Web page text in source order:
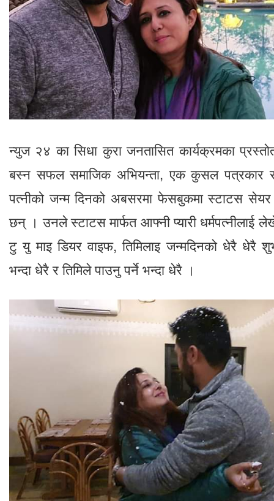
न्युज २४ का सिधा कुरा जनतासित कार्यक्रमका
बस्न सफल समाजिक अभियन्ता, एक कुसल पत्रकार
पत्नीको जन्म दिनको अबसरमा फेसबुकमा स्टाटस सेयर
छन् । उनले स्टाटस मार्फत आफ्नी प्यारी धर्मपत्नीलाई
टु यु माइ डियर वाइफ, तिमिलाइ जन्मदिनको धेरै धेरै
भन्दा धेरै र तिमिले पाउनु पर्ने भन्दा धेरै ।